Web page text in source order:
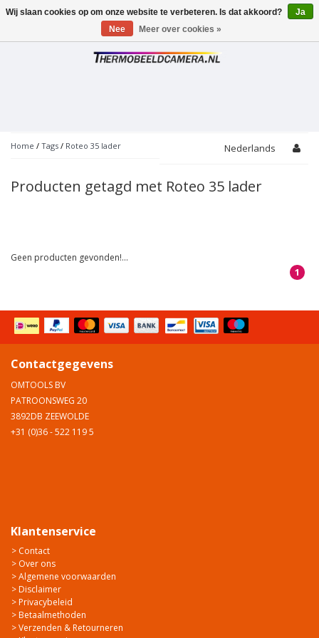
Toggle
Home / Tags / Roteo 35 lader Nederlands
Producten getagd met Roteo 35 lader
Geen producten gevonden!...
1
Contactgegevens
OMTOOLS BV
PATROONSWEG 20
3892DB ZEEWOLDE
+31 (0)36 - 522 119 5
Klantenservice
> Contact
> Over ons
> Algemene voorwaarden
> Disclaimer
> Privacybeleid
> Betaalmethoden
> Verzenden & Retourneren
Wij slaan cookies op om onze website te verbeteren. Is dat akkoord?
Ja
Nee
Meer over cookies »